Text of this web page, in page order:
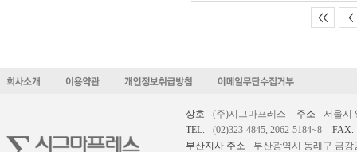
<< <
상호 (주)시그마프레스 주소
서울시
TEL.
(02)323-4845, 2062-5184~8
FAX.
부산지사 주소
부산광역시 동래구 금강